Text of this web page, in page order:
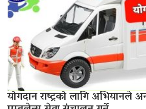
योगदान राष्ट्रको लागि अभियानले